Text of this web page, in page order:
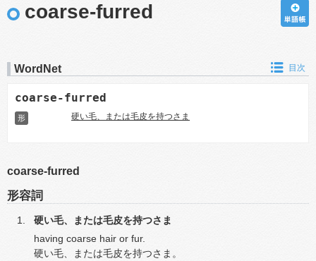
coarse-furred
WordNet 目次
coarse-furred
形 硬い毛、または毛皮を持つさま
coarse-furred
形容詞
硬い毛、または毛皮を持つさま
having coarse hair or fur.
硬い毛、または毛皮を持つさま。